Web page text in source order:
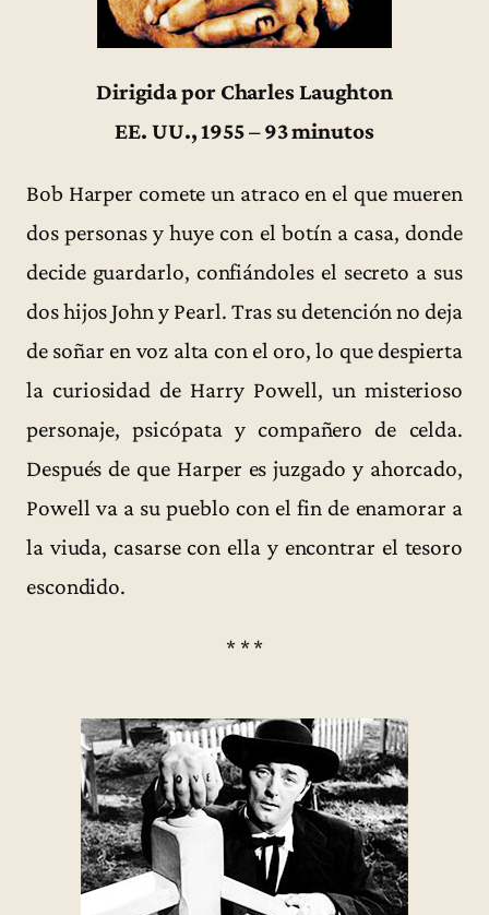
Dirigida por Charles Laughton
EE. UU., 1955 – 93 minutos
Bob Harper comete un atraco en el que mueren
dos personas y huye con el botín a casa, donde
decide guardarlo, confiándoles el secreto a sus
dos hijos John y Pearl. Tras su detención no deja
de soñar en voz alta con el oro, lo que despierta
la curiosidad de Harry Powell, un misterioso
personaje, psicópata y compañero de celda.
Después de que Harper es juzgado y ahorcado,
Powell va a su pueblo con el fin de enamorar a
la viuda, casarse con ella y encontrar el tesoro
escondido.
* * *